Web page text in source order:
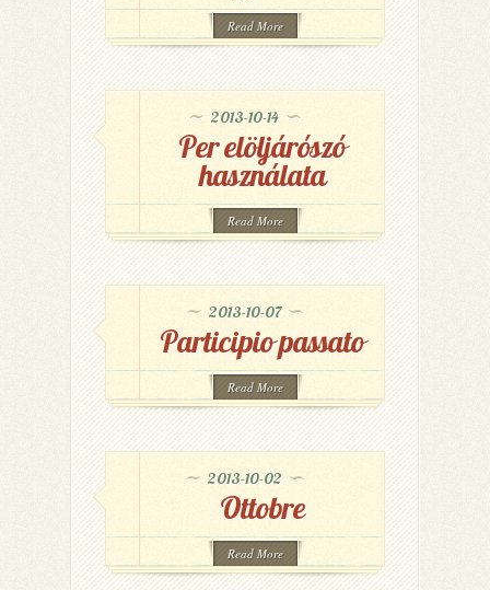
Read More
2013-10-14
Per elöljárószó
használata
Read More
2013-10-07
Participio passato
Read More
2013-10-02
Ottobre
Read More